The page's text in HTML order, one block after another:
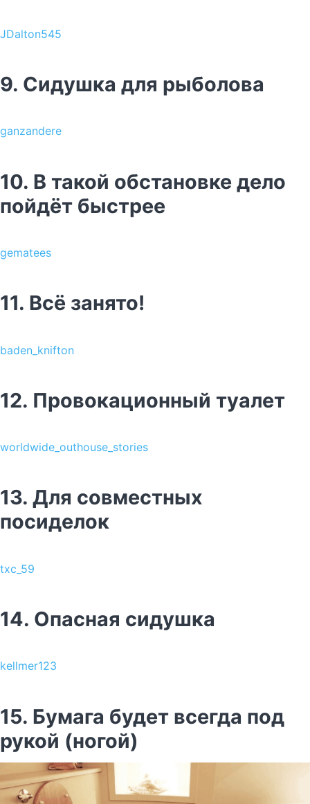
JDalton545
9. Сидушка для рыболова
ganzandere
10. В такой обстановке дело
пойдёт быстрее
gematees
11. Всё занято!
baden_knifton
12. Провокационный туалет
worldwide_outhouse_stories
13. Для совместных
посиделок
txc_59
14. Опасная сидушка
kellmer123
15. Бумага будет всегда под
рукой (ногой)